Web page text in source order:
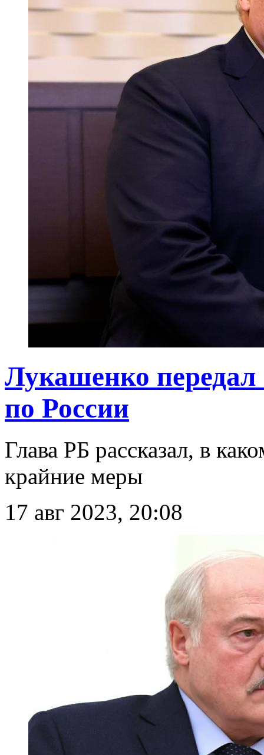
Лукашенко
по России
Глава РБ рассказал, в
крайние меры
17 авг 2023, 20:08